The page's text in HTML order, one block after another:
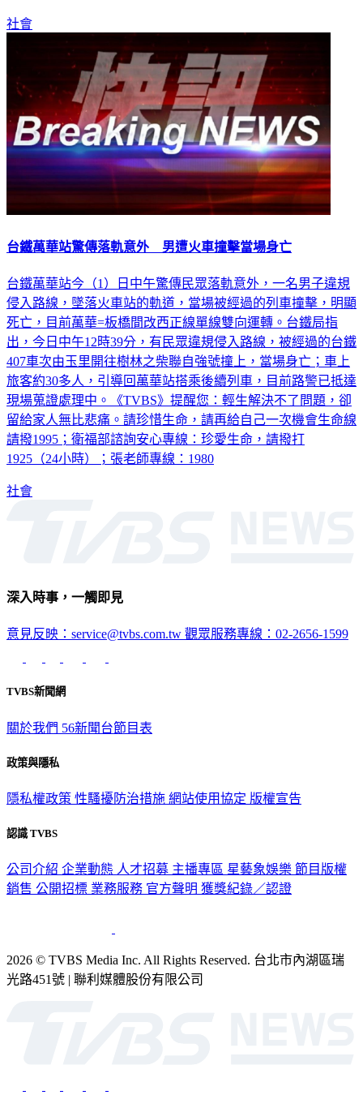
社會
台鐵萬華站驚傳落軌意外 男遭火車撞擊當場身亡
台鐵萬華站今（1）日中午驚傳民眾落軌意外，一名男子違規
侵入路線，墜落火車站的軌道，當場被經過的列車撞擊，明顯
死亡，目前萬華=板橋間改西正線單線雙向運轉。台鐵局指
出，今日中午12時39分，有民眾違規侵入路線，被經過的台鐵
407車次由玉里開往樹林之柴聯自強號撞上，當場身亡；車上
旅客約30多人，引導回萬華站搭乘後續列車，目前路警已抵達
現場蒐證處理中。《TVBS》提醒您：輕生解決不了問題，卻
留給家人無比悲痛。請珍惜生命，請再給自己一次機會生命線
請撥1995；衛福部諮詢安心專線：珍愛生命，請撥打
1925（24小時）；張老師專線：1980
社會
深入時事，一觸即見
意見反映：service@tvbs.com.tw 觀眾服務專線：02-2656-1599
TVBS新聞網
關於我們 56新聞台節目表
政策與隱私
隱私權政策 性騷擾防治措施 網站使用協定 版權宣告
認識 TVBS
公司介紹 企業動態 人才招募 主播專區 星藝象娛樂 節目版權
銷售 公開招標 業務服務 官方聲明 獲獎紀錄／認證
2026 © TVBS Media Inc. All Rights Reserved. 台北市內湖區瑞
光路451號 | 聯利媒體股份有限公司